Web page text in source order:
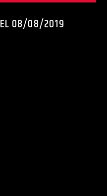
EL 08/08/2019